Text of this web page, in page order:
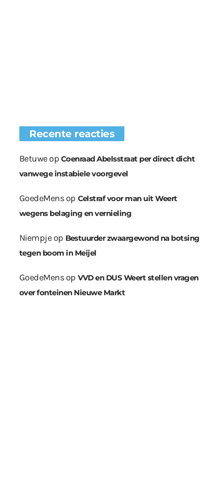
Recente reacties
Betuweop Coenraad Abelsstraat per direct dicht
vanwege instabiele voorgevel
GoedeMensop Celstraf voor man uit Weert
wegens belaging en vernieling
Niempjeop Bestuurder zwaargewond na botsing
tegen boom in Meijel
GoedeMensop VVD en DUS Weert stellen vragen
over fonteinen Nieuwe Markt